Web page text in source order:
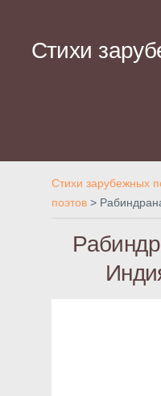
Стихи
Стихи зарубежных
поэтов >